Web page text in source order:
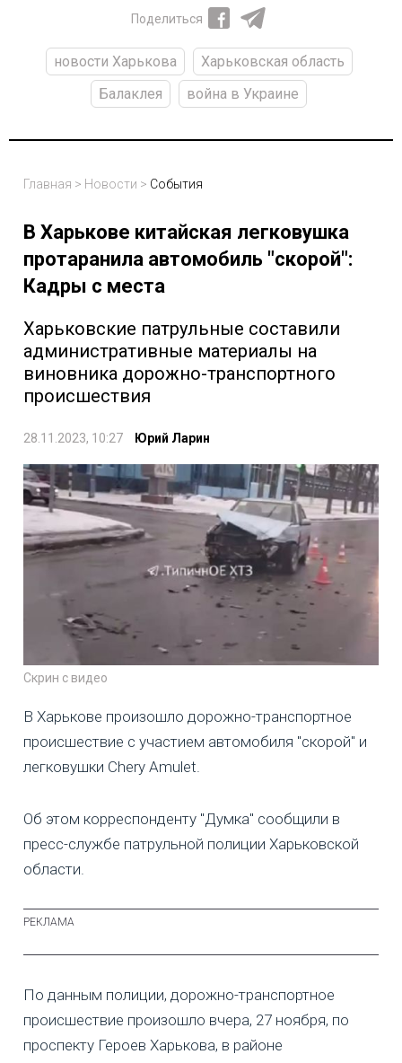
Поделиться
новости Харькова
Харьковская область
Балаклея
война в Украине
Главная > Новости > События
В Харькове китайская легковушка
протаранила автомобиль "скорой":
Кадры с места
Харьковские патрульные составили
административные материалы на
виновника дорожно-транспортного
происшествия
28.11.2023, 10:27 Юрий Ларин
Скрин с видео
В Харькове произошло дорожно-транспортное
происшествие с участием автомобиля "скорой" и
легковушки Chery Аmulet.
Об этом корреспонденту "Думка" сообщили в
пресс-службе патрульной полиции Харьковской
области.
По данным полиции, дорожно-транспортное
происшествие произошло вчера, 27 ноября, по
проспекту Героев Харькова, в районе